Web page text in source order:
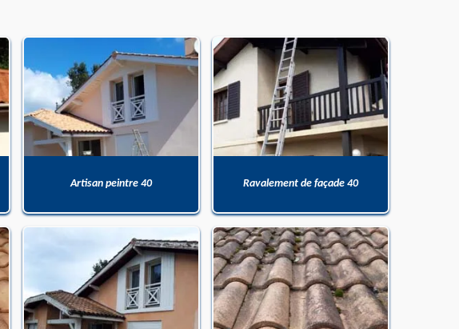
Artisan peintre 40 Ravalement de façade 40